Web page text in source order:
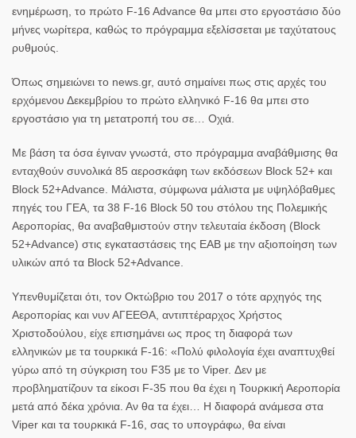
ενημέρωση, το πρώτο F-16 Advance θα μπει στο εργοστάσιο δύο
μήνες νωρίτερα, καθώς το πρόγραμμα εξελίσσεται με ταχύτατους
ρυθμούς.
Όπως σημειώνει το news.gr, αυτό σημαίνει πως στις αρχές του
ερχόμενου Δεκεμβρίου το πρώτο ελληνικό F-16 θα μπει στο
εργοστάσιο για τη μετατροπή του σε… Οχιά.
Με βάση τα όσα έγιναν γνωστά, στο πρόγραμμα αναβάθμισης θα
ενταχθούν συνολικά 85 αεροσκάφη των εκδόσεων Block 52+ και
Block 52+Advance. Μάλιστα, σύμφωνα μάλιστα με υψηλόβαθμες
πηγές του ΓΕΑ, τα 38 F-16 Block 50 του στόλου της Πολεμικής
Αεροπορίας, θα αναβαθμιστούν στην τελευταία έκδοση (Block
52+Advance) στις εγκαταστάσεις της ΕΑΒ με την αξιοποίηση των
υλικών από τα Block 52+Advance.
Υπενθυμίζεται ότι, τον Οκτώβριο του 2017 ο τότε αρχηγός της
Αεροπορίας και νυν ΑΓΕΕΘΑ, αντιπτέραρχος Χρήστος
Χριστοδούλου, είχε επισημάνει ως προς τη διαφορά των
ελληνικών με τα τουρκικά F-16: «Πολύ φιλολογία έχει αναπτυχθεί
γύρω από τη σύγκριση του F35 με το Viper. Δεν με
προβληματίζουν τα είκοσι F-35 που θα έχει η Τουρκική Αεροπορία
μετά από δέκα χρόνια. Αν θα τα έχει… Η διαφορά ανάμεσα στα
Viper και τα τουρκικά F-16, σας το υπογράφω, θα είναι